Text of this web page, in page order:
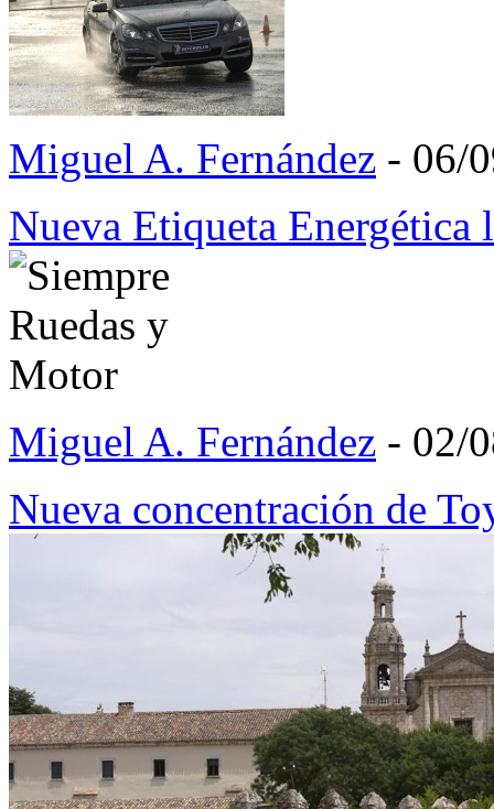
Miguel A. Fernández - 06/
Nueva Etiqueta Energética
Miguel A. Fernández - 02/
Nueva concentración de